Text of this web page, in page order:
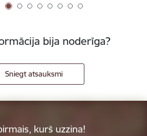
bija noderīga?
Sniegt atsauksmi
kurš uzzina!